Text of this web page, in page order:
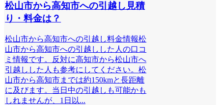
松山市から高知市への引越し見積
り・料金は？
松山市から高知市への引越し料金情報松
山市から高知市への引越しした人の口コ
ミ情報です。反対に高知市から松山市へ
引越しした人も参考にしてください。松
山市から高知市までは約150kmと長距離
に及びます。当日中の引越しも可能かも
しれませんが、1日以...